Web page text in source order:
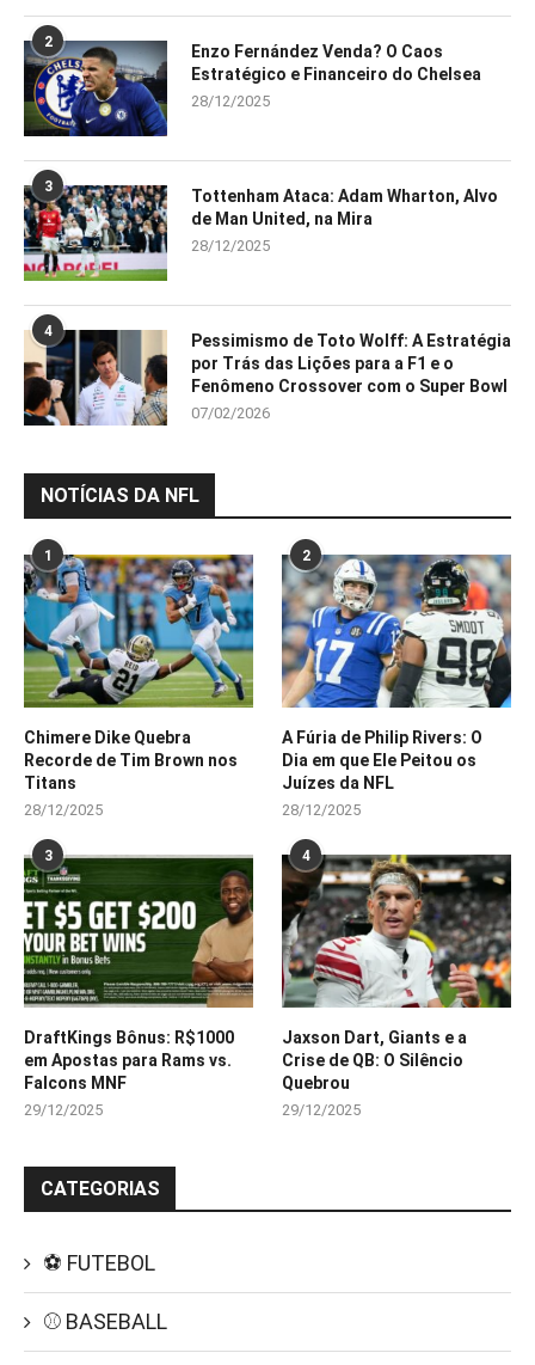
2
Enzo Fernández Venda? O Caos
Estratégico e Financeiro do Chelsea
28/12/2025
3
Tottenham Ataca: Adam Wharton, Alvo
de Man United, na Mira
28/12/2025
4
Pessimismo de Toto Wolff: A Estratégia
por Trás das Lições para a F1 e o
Fenômeno Crossover com o Super Bowl
07/02/2026
NOTÍCIAS DA NFL
1
Chimere Dike Quebra
Recorde de Tim Brown nos
Titans
28/12/2025
2
A Fúria de Philip Rivers: O
Dia em que Ele Peitou os
Juízes da NFL
28/12/2025
3
DraftKings Bônus: R$1000
em Apostas para Rams vs.
Falcons MNF
29/12/2025
4
Jaxson Dart, Giants e a
Crise de QB: O Silêncio
Quebrou
29/12/2025
CATEGORIAS
⚽ FUTEBOL
⚾ BASEBALL